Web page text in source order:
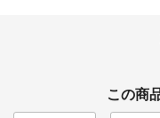
この商